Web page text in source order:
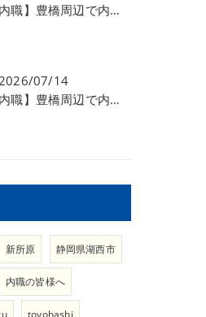
【内職】豊橋周辺で内職のお仕事を探している方募集中！【急な学級閉鎖も安心】
07/14
【内職】豊橋周辺で内職のお仕事を探している方募集中！【内職さまのお声②】
新所原 静岡県湖西市
内職の皆様へ
toyohashi